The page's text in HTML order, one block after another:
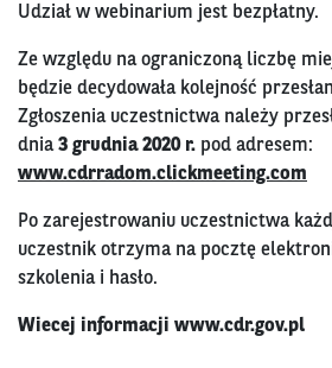
Udział w webinarium jest bezpłatny.
Ze względu na ograniczoną liczbę
będzie decydowała kolejność
Zgłoszenia uczestnictwa należy
dnia3 grudnia 2020 r. pod adresem:
www.cdrradom.clickmeeting.com
Po zarejestrowaniu uczestnictwa
uczestnik otrzyma na pocztę
szkolenia i hasło.
Wiecej informacji www.cdr.gov.pl